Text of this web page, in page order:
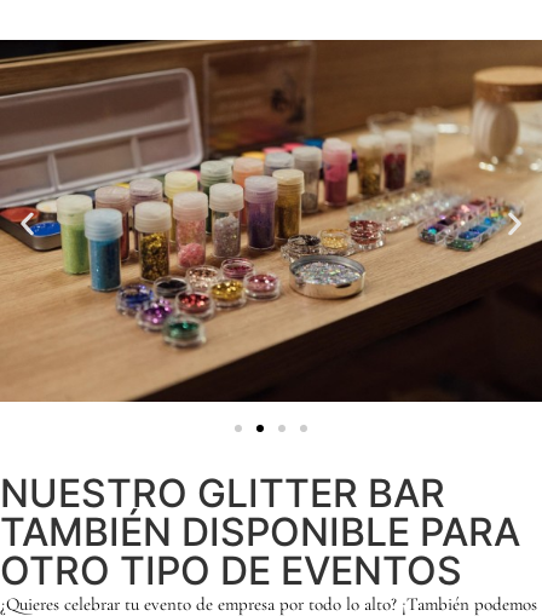
NUESTRO GLITTER BAR
TAMBIÉN DISPONIBLE PARA
OTRO TIPO DE EVENTOS
¿Quieres celebrar tu evento de empresa por todo lo alto? ¡También podemos